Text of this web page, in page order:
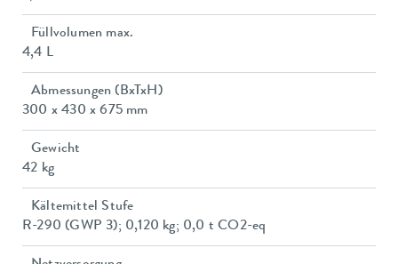
Füllvolumen max.
4,4 L
Abmessungen (BxTxH)
300 x 430 x 675 mm
Gewicht
42 kg
Kältemittel Stufe
R-290 (GWP 3); 0,120 kg; 0,0 t CO2-eq